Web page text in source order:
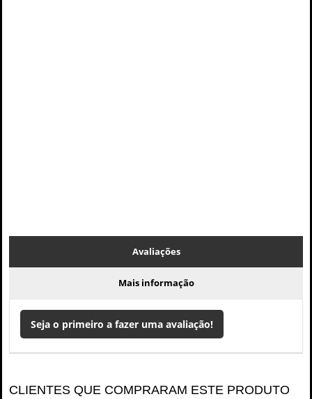
Avaliações
Mais informação
Seja o primeiro a fazer uma avaliação!
CLIENTES QUE COMPRARAM ESTE PRODUTO